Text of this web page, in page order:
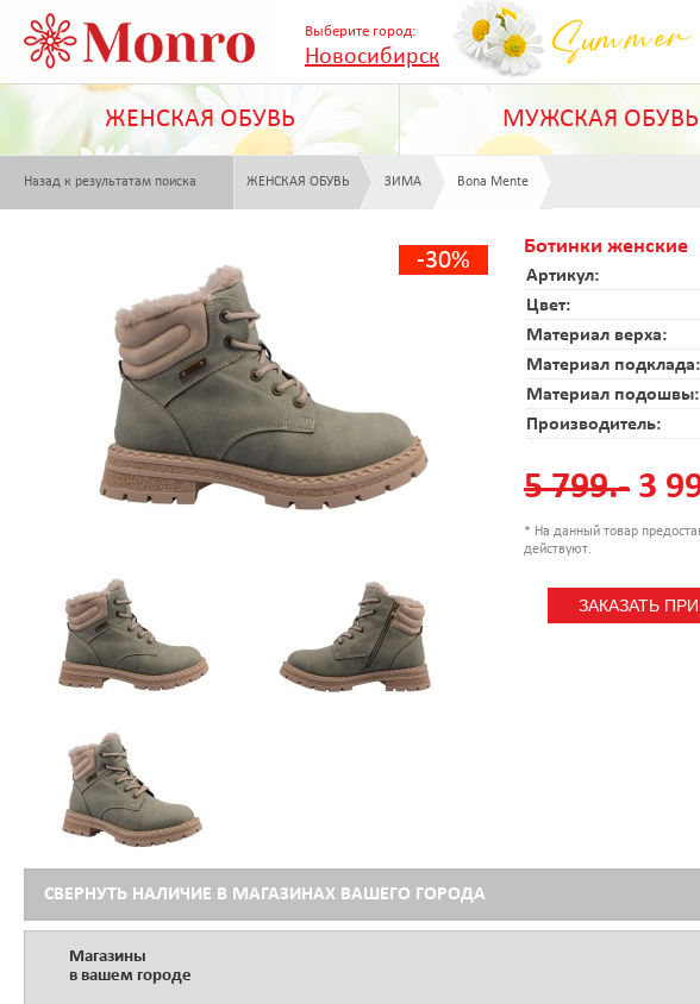
Выберите город:
Новосибирск
ЖЕНСКАЯ ОБУВЬ МУЖСКАЯ ОБУВЬ
Назад к результатам поиска ЖЕНСКАЯ ОБУВЬ ЗИМА Bona Mente
-30%
Ботинки женские
Артикул:
Цвет:
Материал верха:
Материал подклада:
Материал подошвы:
Производитель:
5 799.- 3
* На данный товар
действуют.
СВЕРНУТЬ НАЛИЧИЕ В МАГАЗИНАХ ВАШЕГО ГОРОДА
Магазины
в вашем городе